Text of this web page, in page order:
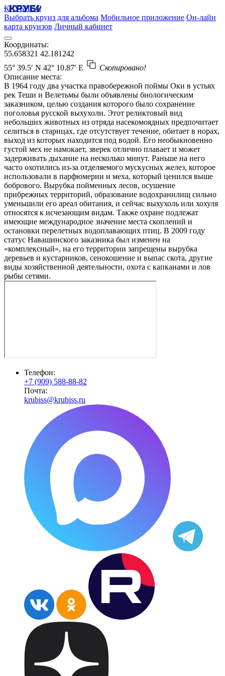
КРУБИСС
Выбрать круиз для альбома Мобильное приложение Он-лайн
карта круизов Личный кабинет
Координаты:
55.658321 42.181242
55° 39.5′ N 42° 10.87′ E
Скопировано!
Описание места:
В 1964 году два участка правобережной поймы Оки в устьях
рек Теши и Велетьмы были объявлены биологическим
заказником, целью создания которого было сохранение
поголовья русской выхухоли. Этот реликтовый вид
небольших животных из отряда насекомоядных предпочитает
селиться в старицах, где отсутствует течение, обитает в норах,
выход из которых находится под водой. Его необыкновенно
густой мех не намокает, зверек отлично плавает и может
задерживать дыхание на несколько минут. Раньше на него
часто охотились из-за отделяемого мускусных желез, которое
использовали в парфюмерии и меха, который ценился выше
бобрового. Вырубка пойменных лесов, осушение
прибрежных территорий, образование водохранилищ сильно
уменьшили его ареал обитания, и сейчас выхухоль или хохуля
относятся к исчезающим видам. Также охране подлежат
имеющие международное значение места скоплений и
остановки перелетных водоплавающих птиц. В 2009 году
статус Навашинского заказника был изменен на
«комплексный», на его территории запрещены вырубка
деревьев и кустарников, сенокошение и выпас скота, другие
виды хозяйственной деятельности, охота с капканами и лов
рыбы сетями.
Телефон:
+7 (909) 588-88-82
Почта:
krubiss@krubiss.ru